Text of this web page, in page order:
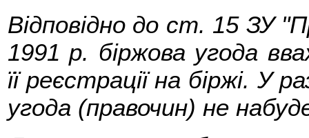
Відповідно до ст. 15 ЗУ
1991 р. біржова угода
її реєстрації на біржі. У
угода (правочин) не